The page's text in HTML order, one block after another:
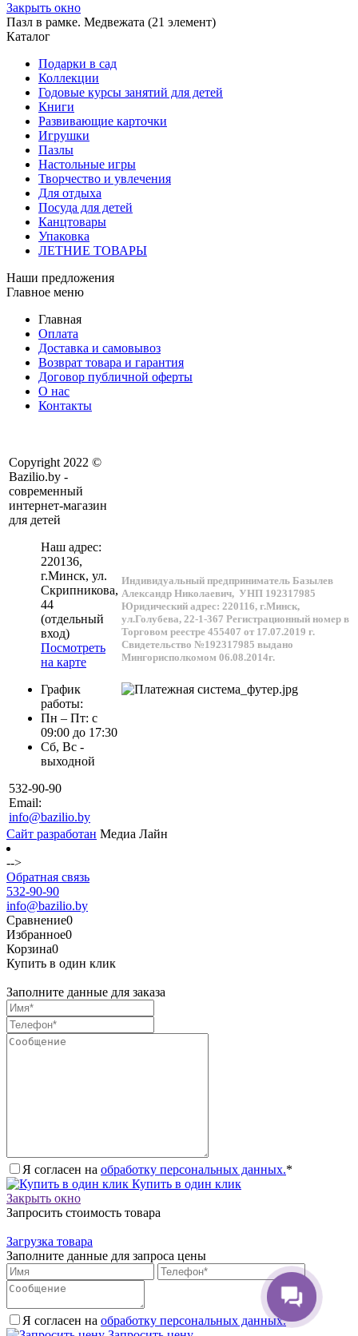
Закрыть окно
Пазл в рамке. Медвежата (21 элемент)
Каталог
Подарки в сад
Коллекции
Годовые курсы занятий для детей
Книги
Развивающие карточки
Игрушки
Пазлы
Настольные игры
Творчество и увлечения
Для отдыха
Посуда для детей
Канцтовары
Упаковка
ЛЕТНИЕ ТОВАРЫ
Наши предложения
Главное меню
Главная
Оплата
Доставка и самовывоз
Возврат товара и гарантия
Договор публичной оферты
О нас
Контакты
Copyright 2022 ©
Bazilio.by -
современный
интернет-магазин
для детей
Наш адрес:
220136,
г.Минск, ул.
Скрипникова,
44
(отдельный
вход)
Посмотреть
на карте
График
работы:
Пн – Пт: с
09:00 до 17:30
Сб, Вс -
выходной
532-90-90
Email:
info@bazilio.by
Индивидуальный предприниматель Базылев
Александр Николаевич, УНП 192317985
Юридический адрес: 220116, г.Минск,
ул.Голубева, 22-1-367 Регистрационный номер в
Торговом реестре 455407 от 17.07.2019 г.
Свидетельство №192317985 выдано
Мингорисполкомом 06.08.2014г.
Сайт разработан Медиа Лайн
-->
Обратная связь
532-90-90
info@bazilio.by
Сравнение0
Избранное0
Корзина0
Купить в один клик
Заполните данные для заказа
Я согласен на обработку персональных данных.*
Купить в один клик
Закрыть окно
Запросить стоимость товара
Загрузка товара
Заполните данные для запроса цены
Я согласен на обработку персональных данных.*